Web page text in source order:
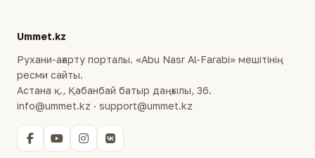
Ummet.kz
Рухани-ағарту порталы. «Abu Nasr Al-Farabi» мешітінің
ресми сайты.
Астана қ., Қабанбай батыр даңғылы, 36.
info@ummet.kz · support@ummet.kz